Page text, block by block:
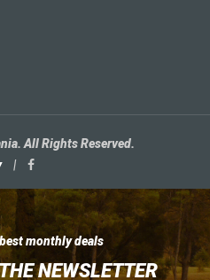
All Rights Reserved.
|
monthly deals
NEWSLETTER